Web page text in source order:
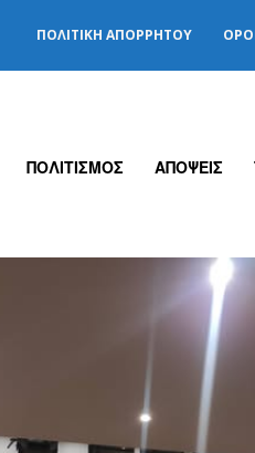
ΠΟΛΙΤΙΚΉ ΑΠΟΡΡΉΤΟΥ
ΠΟΛΙΤΙΣΜΟΣ ΑΠΟΨΕΙΣ